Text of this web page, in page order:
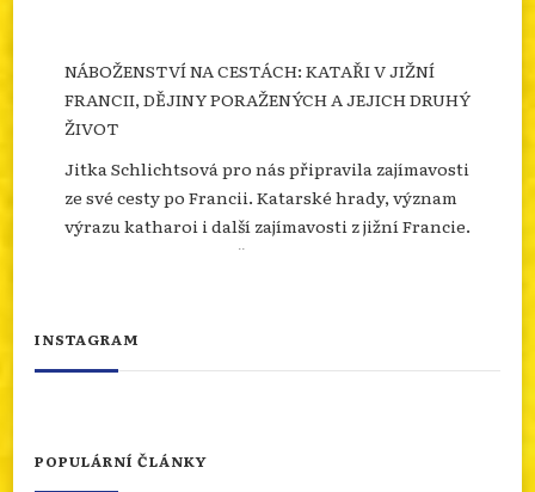
NÁBOŽENSTVÍ NA CESTÁCH: KATAŘI V JIŽNÍ
FRANCII, DĚJINY PORAŽENÝCH A JEJICH DRUHÝ
ŽIVOT
Jitka Schlichtsová pro nás připravila zajímavosti
ze své cesty po Francii. Katarské hrady, význam
výrazu katharoi i další zajímavosti z jižní Francie.
Více se dozvíte na našem webu.
porazenych-a-jejich-d...
INSTAGRAM
POPULÁRNÍ ČLÁNKY